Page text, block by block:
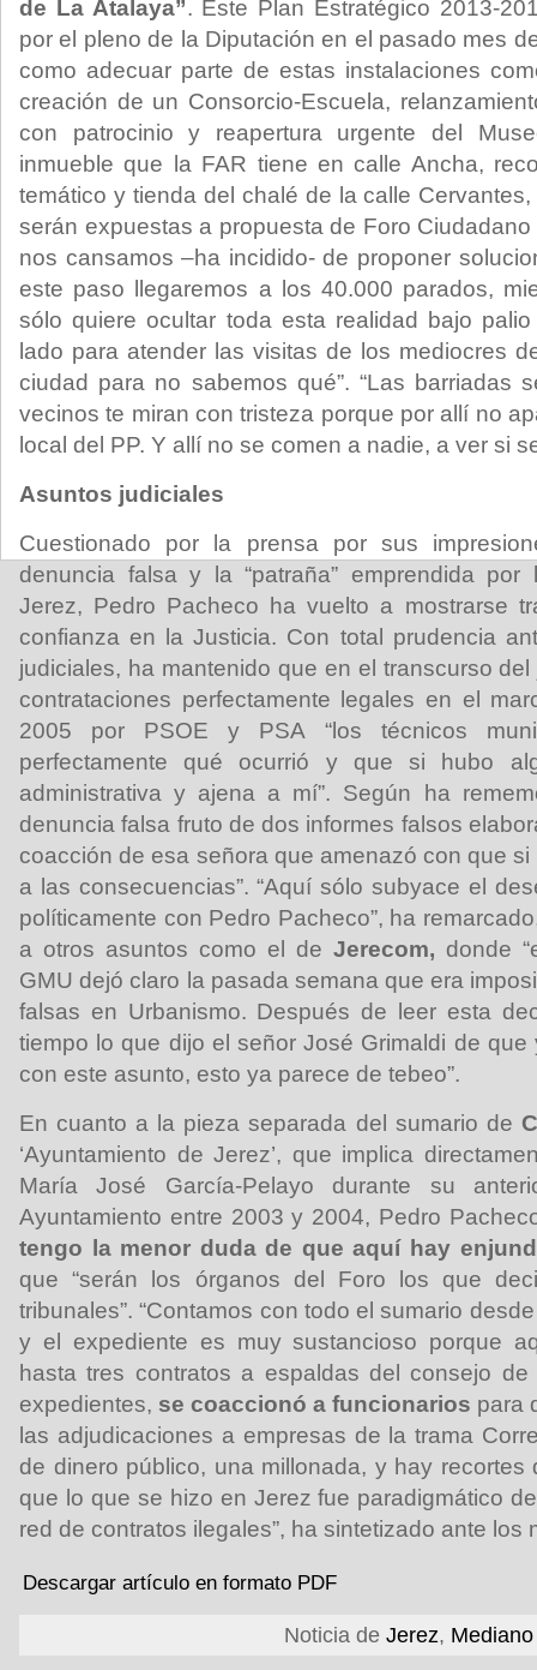
de La Atalaya”. Este Plan Estratégico 2013-
por el pleno de la Diputación en el pasado mes
como adecuar parte de estas instalaciones
creación de un Consorcio-Escuela,
con patrocinio y reapertura urgente del
inmueble que la FAR tiene en calle Ancha,
temático y tienda del chalé de la calle
serán expuestas a propuesta de Foro Ciudadano
nos cansamos –ha incidido- de proponer
este paso llegaremos a los 40.000 parados,
sólo quiere ocultar toda esta realidad bajo
lado para atender las visitas de los mediocres
ciudad para no sabemos qué”. “Las barriadas
vecinos te miran con tristeza porque por allí no
local del PP. Y allí no se comen a nadie, a ver si
Asuntos judiciales
Cuestionado por la prensa por sus
denuncia falsa y la “patraña” emprendida
Jerez, Pedro Pacheco ha vuelto a mostrarse
confianza en la Justicia. Con total prudencia
judiciales, ha mantenido que en el transcurso
contrataciones perfectamente legales en el
2005 por PSOE y PSA “los técnicos
perfectamente qué ocurrió y que si hubo
administrativa y ajena a mí”. Según ha
denuncia falsa fruto de dos informes falsos
coacción de esa señora que amenazó con que
a las consecuencias”. “Aquí sólo subyace el
políticamente con Pedro Pacheco”, ha
a otros asuntos como el de Jerecom, donde
GMU dejó claro la pasada semana que era
falsas en Urbanismo. Después de leer esta
tiempo lo que dijo el señor José Grimaldi de
con este asunto, esto ya parece de tebeo”.
En cuanto a la pieza separada del sumario de
‘Ayuntamiento de Jerez’, que implica
María José García-Pelayo durante su
Ayuntamiento entre 2003 y 2004, Pedro
tengo la menor duda de que aquí hay
que “serán los órganos del Foro los que
tribunales”. “Contamos con todo el sumario
y el expediente es muy sustancioso porque
hasta tres contratos a espaldas del consejo
expedientes, se coaccionó a funcionarios para
las adjudicaciones a empresas de la trama
de dinero público, una millonada, y hay
que lo que se hizo en Jerez fue paradigmático
red de contratos ilegales”, ha sintetizado ante los
Descargar artículo en formato PDF
Noticia de Jerez,